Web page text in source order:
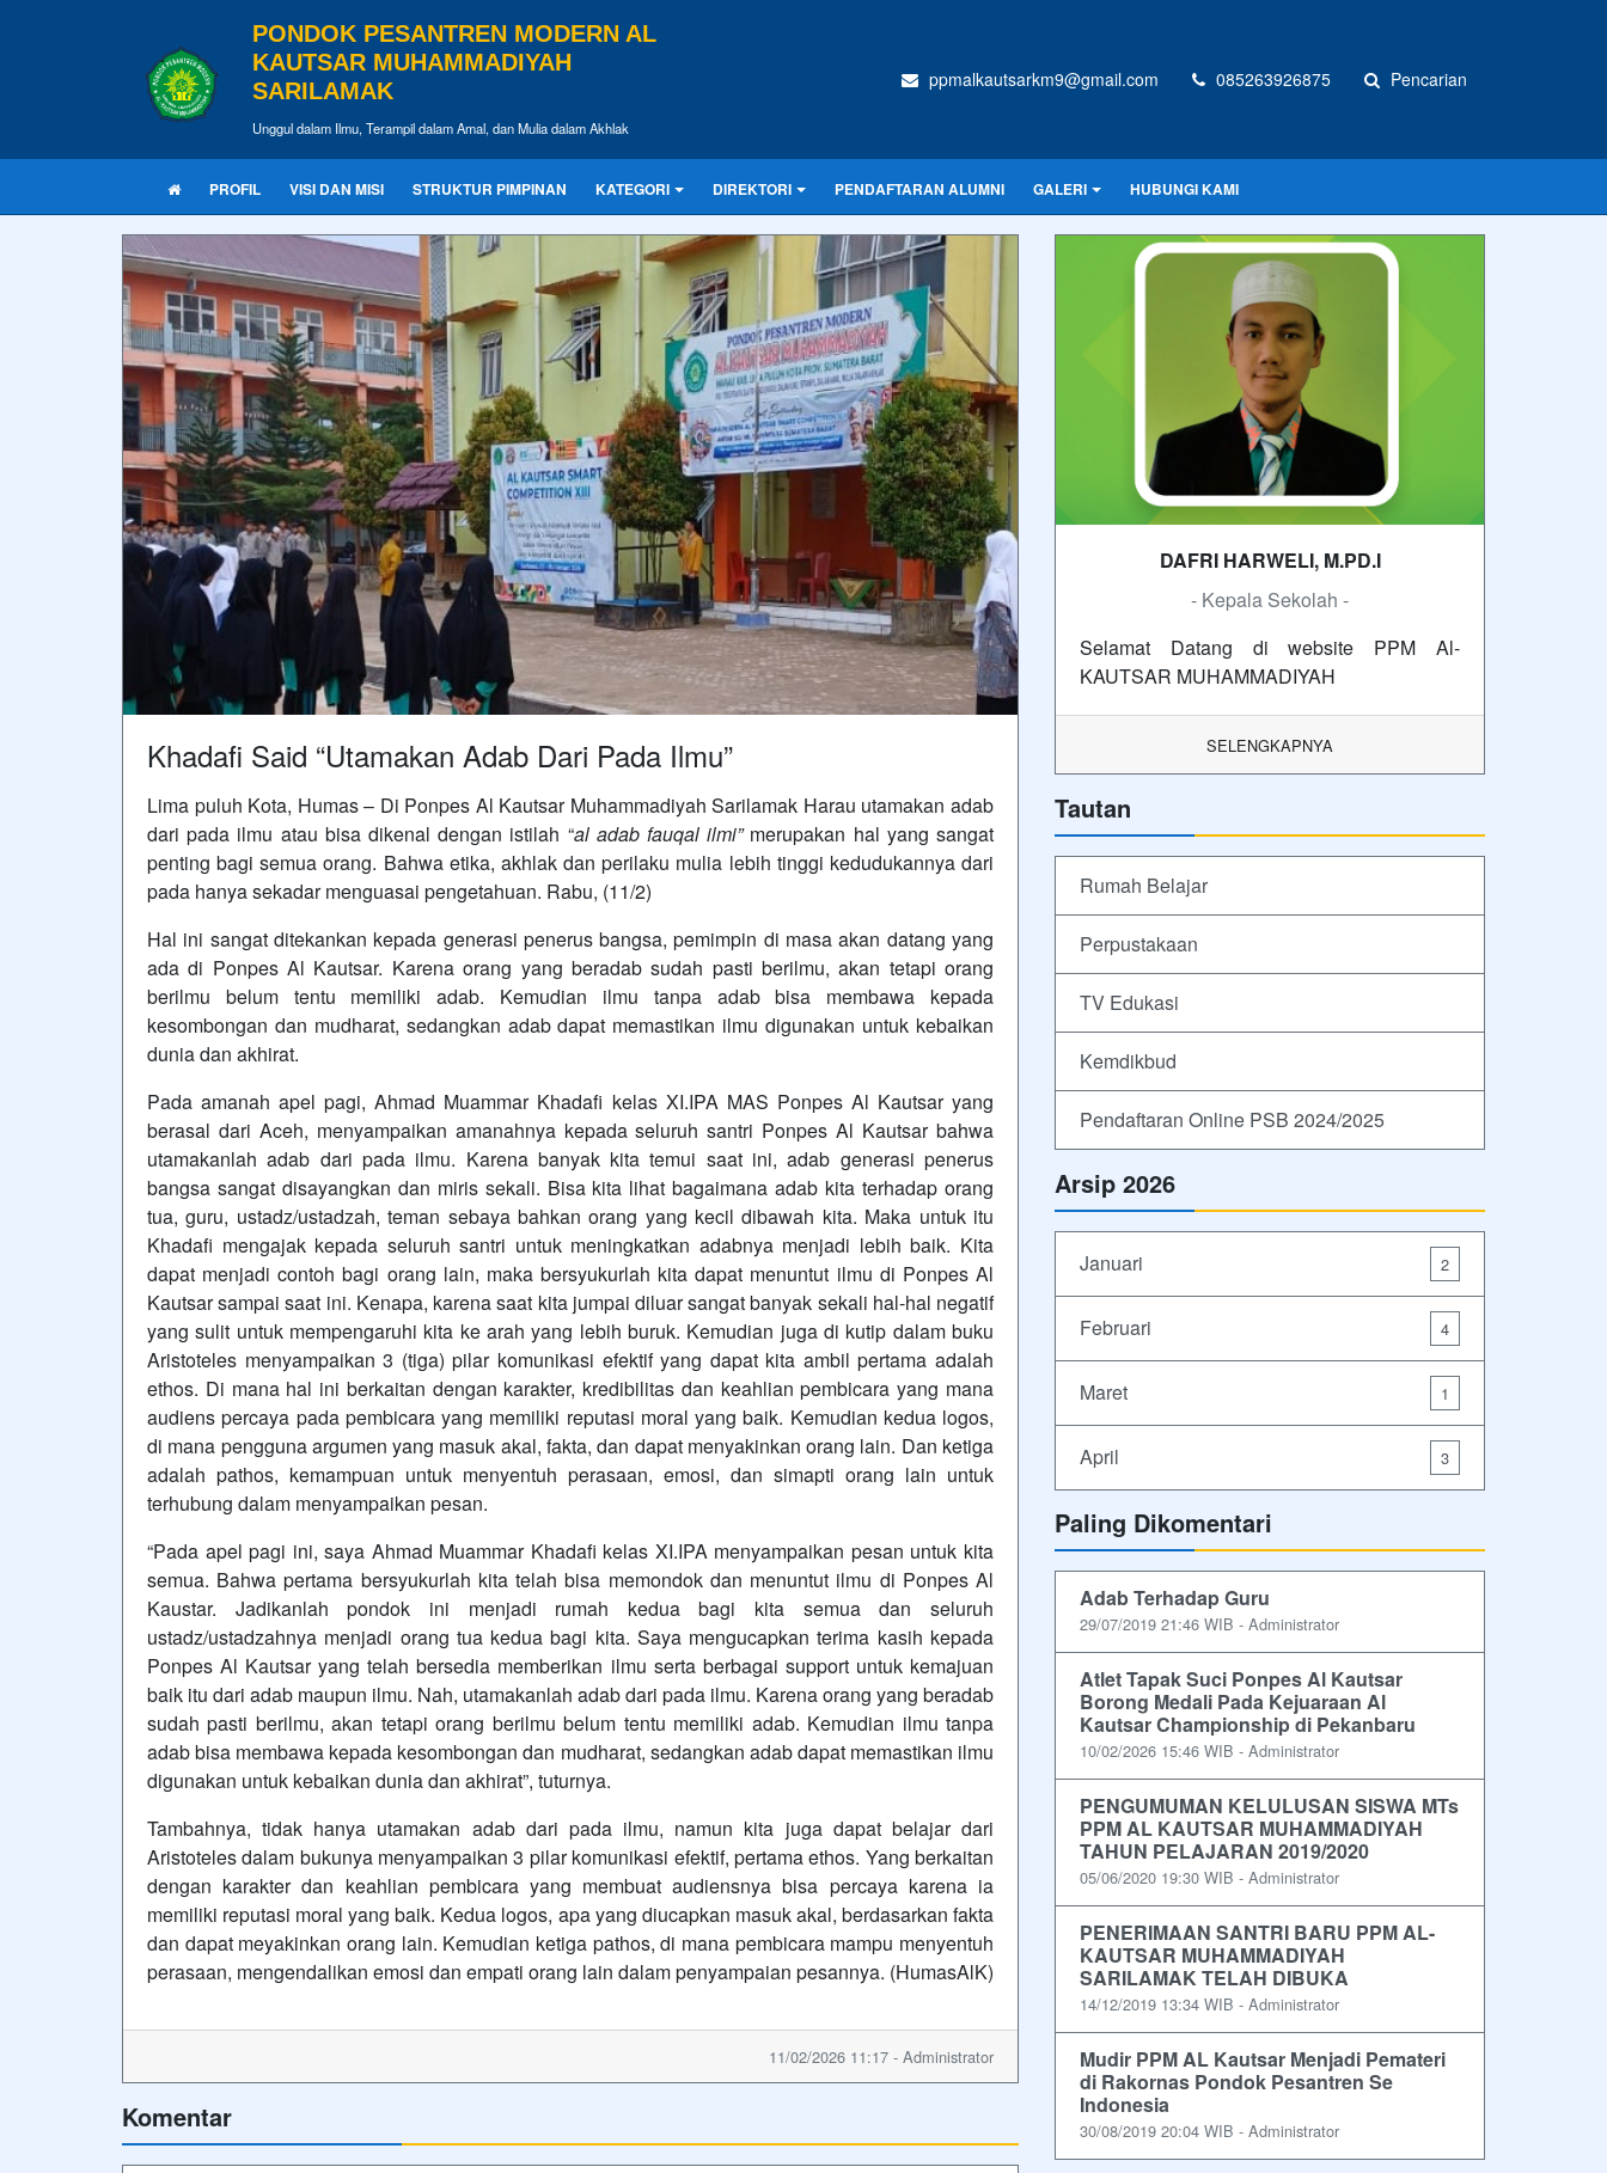
PONDOK PESANTREN MODERN AL
KAUTSAR MUHAMMADIYAH
SARILAMAK
Unggul dalam Ilmu, Terampil dalam Amal, dan Mulia dalam Akhlak
ppmalkautsarkm9@gmail.com 085263926875 Pencarian
PROFIL VISI DAN MISI STRUKTUR PIMPINAN KATEGORI DIREKTORI PENDAFTARAN ALUMNI GALERI HUBUNGI KAMI
Khadafi Said “Utamakan Adab Dari Pada Ilmu”
Lima puluh Kota, Humas – Di Ponpes Al Kautsar Muhammadiyah Sarilamak Harau utamakan adab
dari pada ilmu atau bisa dikenal dengan istilah “al adab fauqal ilmi”merupakan hal yang sangat
penting bagi semua orang. Bahwa etika, akhlak dan perilaku mulia lebih tinggi kedudukannya dari
pada hanya sekadar menguasai pengetahuan. Rabu, (11/2)
Hal ini sangat ditekankan kepada generasi penerus bangsa, pemimpin di masa akan datang yang
ada di Ponpes Al Kautsar. Karena orang yang beradab sudah pasti berilmu, akan tetapi orang
berilmu belum tentu memiliki adab. Kemudian ilmu tanpa adab bisa membawa kepada
kesombongan dan mudharat, sedangkan adab dapat memastikan ilmu digunakan untuk kebaikan
dunia dan akhirat.
Pada amanah apel pagi, Ahmad Muammar Khadafi kelas XI.IPA MAS Ponpes Al Kautsar yang
berasal dari Aceh, menyampaikan amanahnya kepada seluruh santri Ponpes Al Kautsar bahwa
utamakanlah adab dari pada ilmu. Karena banyak kita temui saat ini, adab generasi penerus
bangsa sangat disayangkan dan miris sekali. Bisa kita lihat bagaimana adab kita terhadap orang
tua, guru, ustadz/ustadzah, teman sebaya bahkan orang yang kecil dibawah kita. Maka untuk itu
Khadafi mengajak kepada seluruh santri untuk meningkatkan adabnya menjadi lebih baik. Kita
dapat menjadi contoh bagi orang lain, maka bersyukurlah kita dapat menuntut ilmu di Ponpes Al
Kautsar sampai saat ini. Kenapa, karena saat kita jumpai diluar sangat banyak sekali hal-hal negatif
yang sulit untuk mempengaruhi kita ke arah yang lebih buruk. Kemudian juga di kutip dalam buku
Aristoteles menyampaikan 3 (tiga) pilar komunikasi efektif yang dapat kita ambil pertama adalah
ethos. Di mana hal ini berkaitan dengan karakter, kredibilitas dan keahlian pembicara yang mana
audiens percaya pada pembicara yang memiliki reputasi moral yang baik. Kemudian kedua logos,
di mana pengguna argumen yang masuk akal, fakta, dan dapat menyakinkan orang lain. Dan ketiga
adalah pathos, kemampuan untuk menyentuh perasaan, emosi, dan simapti orang lain untuk
terhubung dalam menyampaikan pesan.
“Pada apel pagi ini, saya Ahmad Muammar Khadafi kelas XI.IPA menyampaikan pesan untuk kita
semua. Bahwa pertama bersyukurlah kita telah bisa memondok dan menuntut ilmu di Ponpes Al
Kaustar. Jadikanlah pondok ini menjadi rumah kedua bagi kita semua dan seluruh
ustadz/ustadzahnya menjadi orang tua kedua bagi kita. Saya mengucapkan terima kasih kepada
Ponpes Al Kautsar yang telah bersedia memberikan ilmu serta berbagai support untuk kemajuan
baik itu dari adab maupun ilmu. Nah, utamakanlah adab dari pada ilmu. Karena orang yang beradab
sudah pasti berilmu, akan tetapi orang berilmu belum tentu memiliki adab. Kemudian ilmu tanpa
adab bisa membawa kepada kesombongan dan mudharat, sedangkan adab dapat memastikan ilmu
digunakan untuk kebaikan dunia dan akhirat”, tuturnya.
Tambahnya, tidak hanya utamakan adab dari pada ilmu, namun kita juga dapat belajar dari
Aristoteles dalam bukunya menyampaikan 3 pilar komunikasi efektif, pertama ethos. Yang berkaitan
dengan karakter dan keahlian pembicara yang membuat audiensnya bisa percaya karena ia
memiliki reputasi moral yang baik. Kedua logos, apa yang diucapkan masuk akal, berdasarkan fakta
dan dapat meyakinkan orang lain. Kemudian ketiga pathos, di mana pembicara mampu menyentuh
perasaan, mengendalikan emosi dan empati orang lain dalam penyampaian pesannya. (HumasAlK)
11/02/2026 11:17 - Administrator
Komentar
DAFRI HARWELI, M.PD.I
- Kepala Sekolah -
Selamat Datang di website PPM Al-
KAUTSAR MUHAMMADIYAH
SELENGKAPNYA
Tautan
Rumah Belajar
Perpustakaan
TV Edukasi
Kemdikbud
Pendaftaran Online PSB 2024/2025
Arsip 2026
Januari 2
Februari 4
Maret 1
April 3
Paling Dikomentari
Adab Terhadap Guru
29/07/2019 21:46 WIB - Administrator
Atlet Tapak Suci Ponpes Al Kautsar
Borong Medali Pada Kejuaraan Al
Kautsar Championship di Pekanbaru
10/02/2026 15:46 WIB - Administrator
PENGUMUMAN KELULUSAN SISWA MTs
PPM AL KAUTSAR MUHAMMADIYAH
TAHUN PELAJARAN 2019/2020
05/06/2020 19:30 WIB - Administrator
PENERIMAAN SANTRI BARU PPM AL-
KAUTSAR MUHAMMADIYAH
SARILAMAK TELAH DIBUKA
14/12/2019 13:34 WIB - Administrator
Mudir PPM AL Kautsar Menjadi Pemateri
di Rakornas Pondok Pesantren Se
Indonesia
30/08/2019 20:04 WIB - Administrator